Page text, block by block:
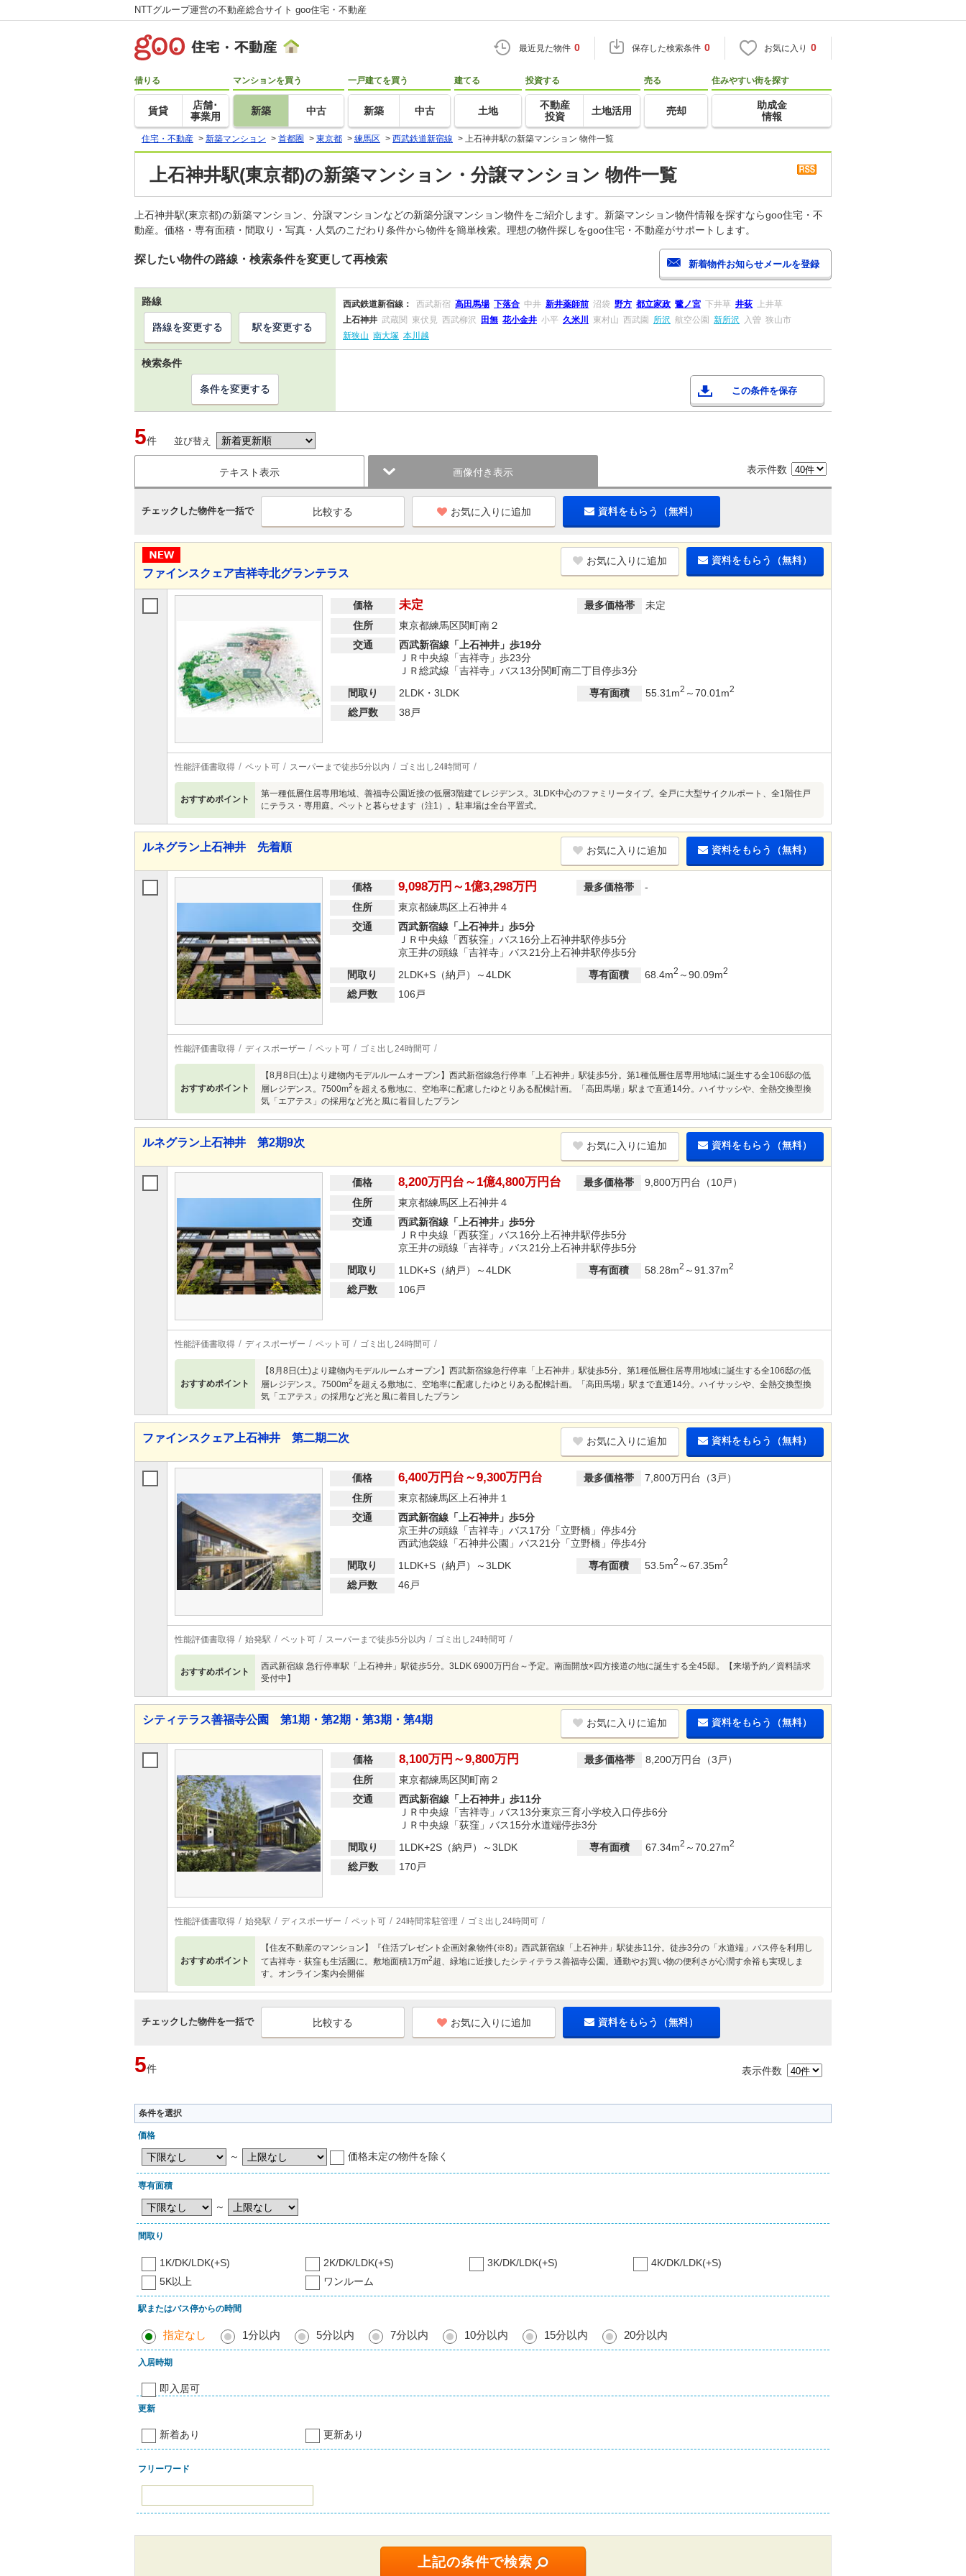
NTTグループ運営の不動産総合サイト goo住宅・不動産
最近見た物件 0 保存した検索条件 0 お気に入り 0
借りる
賃貸
店舗･
事業用
マンションを買う
新築 中古
一戸建てを買う
新築 中古
建てる
土地
投資する
不動産
投資
土地活用
売る
売却
住みやすい街を探す
助成金
情報
住宅・不動産 > 新築マンション > 首都圏 > 東京都 > 練馬区 > 西武鉄道新宿線 > 上石神井駅の新築マンション 物件一覧
上石神井駅(東京都)の新築マンション・分譲マンション 物件一覧
上石神井駅(東京都)の新築マンション、分譲マンションなどの新築分譲マンション物件をご紹介します。新築マンション物件情報を探すならgoo住宅・不
動産。価格・専有面積・間取り・写真・人気のこだわり条件から物件を簡単検索。理想の物件探しをgoo住宅・不動産がサポートします。
探したい物件の路線・検索条件を変更して再検索
路線 西武鉄道新宿線： 西武新宿 高田馬場 下落合 中井 新井薬師前 沼袋 野方 都立家政 鷺ノ宮 下井草 井荻
上井草
上石神井 武蔵関 東伏見 西武柳沢 田無 花小金井 小平 久米川 東村山 西武園 所沢 航空公園 新所沢 入曽 狭山市
新狭山 南大塚 本川越
路線を変更する 駅を変更する
検索条件
この条件を保存
条件を変更する
5件 並び替え
テキスト表示 画像付き表示 表示件数
チェックした物件を一括で お気に入りに追加 資料をもらう（無料）
ファインスクェア吉祥寺北グランテラス
お気に入りに追加 資料をもらう（無料）
価格 未定 最多価格帯
未定
住所
東京都練馬区関町南２
交通
西武新宿線「上石神井」歩19分
ＪＲ中央線「吉祥寺」歩23分
ＪＲ総武線「吉祥寺」バス13分関町南二丁目停歩3分
間取り
2LDK・3LDK 専有面積 55.31m2 ～70.01m2
総戸数 38戸
性能評価書取得 ペット可 スーパーまで徒歩5分以内 ゴミ出し24時間可
おすすめポイント
第一種低層住居専用地域、善福寺公園近接の低層3階建てレジデンス。3LDK中心のファミリータイプ。全戸に大型サイクルポート、全1階住戸
にテラス・専用庭。ペットと暮らせます（注1）。駐車場は全台平置式。
ルネグラン上石神井 先着順 お気に入りに追加 資料をもらう（無料）
価格 9,098万円～1億3,298万円 最多価格帯
-
住所
東京都練馬区上石神井４
交通
西武新宿線「上石神井」歩5分
ＪＲ中央線「西荻窪」バス16分上石神井駅停歩5分
京王井の頭線「吉祥寺」バス21分上石神井駅停歩5分
間取り
2LDK+S（納戸）～4LDK 専有面積 68.4m2 ～90.09m2
総戸数 106戸
性能評価書取得 ディスポーザー ペット可 ゴミ出し24時間可
おすすめポイント
【8月8日(土)より建物内モデルルームオープン】西武新宿線急行停車「上石神井」駅徒歩5分。第1種低層住居専用地域に誕生する全106邸の低
層レジデンス。7500m2を超える敷地に、空地率に配慮したゆとりある配棟計画。「高田馬場」駅まで直通14分。ハイサッシや、全熱交換型換
気「エアテス」の採用など光と風に着目したプラン
ルネグラン上石神井 第2期9次 お気に入りに追加 資料をもらう（無料）
価格 8,200万円台～1億4,800万円台 最多価格帯
9,800万円台（10戸）
住所
東京都練馬区上石神井４
交通
西武新宿線「上石神井」歩5分
ＪＲ中央線「西荻窪」バス16分上石神井駅停歩5分
京王井の頭線「吉祥寺」バス21分上石神井駅停歩5分
間取り
1LDK+S（納戸）～4LDK 専有面積 58.28m2 ～91.37m2
総戸数 106戸
性能評価書取得 ディスポーザー ペット可 ゴミ出し24時間可
おすすめポイント
【8月8日(土)より建物内モデルルームオープン】西武新宿線急行停車「上石神井」駅徒歩5分。第1種低層住居専用地域に誕生する全106邸の低
層レジデンス。7500m2を超える敷地に、空地率に配慮したゆとりある配棟計画。「高田馬場」駅まで直通14分。ハイサッシや、全熱交換型換
気「エアテス」の採用など光と風に着目したプラン
ファインスクェア上石神井 第二期二次 お気に入りに追加 資料をもらう（無料）
価格 6,400万円台～9,300万円台 最多価格帯
7,800万円台（3戸）
住所
東京都練馬区上石神井１
交通
西武新宿線「上石神井」歩5分
京王井の頭線「吉祥寺」バス17分「立野橋」停歩4分
西武池袋線「石神井公園」バス21分「立野橋」停歩4分
間取り
1LDK+S（納戸）～3LDK 専有面積 53.5m2 ～67.35m2
総戸数 46戸
性能評価書取得 始発駅 ペット可 スーパーまで徒歩5分以内 ゴミ出し24時間可
おすすめポイント
西武新宿線 急行停車駅「上石神井」駅徒歩5分。3LDK 6900万円台～予定。南面開放×四方接道の地に誕生する全45邸。【来場予約／資料請求
受付中】
シティテラス善福寺公園 第1期・第2期・第3期・第4期 お気に入りに追加 資料をもらう（無料）
価格 8,100万円～9,800万円 最多価格帯
8,200万円台（3戸）
住所
東京都練馬区関町南２
交通
西武新宿線「上石神井」歩11分
ＪＲ中央線「吉祥寺」バス13分東京三育小学校入口停歩6分
ＪＲ中央線「荻窪」バス15分水道端停歩3分
間取り
1LDK+2S（納戸）～3LDK 専有面積 67.34m2 ～70.27m2
総戸数 170戸
性能評価書取得 始発駅 ディスポーザー ペット可 24時間常駐管理 ゴミ出し24時間可
おすすめポイント
【住友不動産のマンション】『住活プレゼント企画対象物件(※8)』西武新宿線「上石神井」駅徒歩11分。徒歩3分の「水道端」バス停を利用し
て吉祥寺・荻窪も生活圏に。敷地面積1万m2超、緑地に近接したシティテラス善福寺公園。通勤やお買い物の便利さが心潤す余裕も実現しま
す。オンライン案内会開催
チェックした物件を一括で お気に入りに追加 資料をもらう（無料）
5件 表示件数
条件を選択
価格
～ 価格未定の物件を除く
専有面積
～
間取り
1K/DK/LDK(+S) 2K/DK/LDK(+S) 3K/DK/LDK(+S)
4K/DK/LDK(+S)
5K以上
ワンルーム
駅またはバス停からの時間
指定なし 1分以内 5分以内 7分以内 10分以内 15分以内 20分以内
入居時期
即入居可
更新
新着あり 更新あり
フリーワード